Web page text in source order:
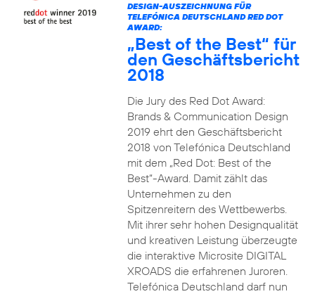
DESIGN-AUSZEICHNUNG FÜR
TELEFÓNICA DEUTSCHLAND RED DOT
AWARD:
„Best of the Best“ für
den Geschäftsbericht
2018
Die Jury des Red Dot Award:
Brands & Communication Design
2019 ehrt den Geschäftsbericht
2018 von Telefónica Deutschland
mit dem „Red Dot: Best of the
Best“-Award. Damit zählt das
Unternehmen zu den
Spitzenreitern des Wettbewerbs.
Mit ihrer sehr hohen Designqualität
und kreativen Leistung überzeugte
die interaktive Microsite DIGITAL
XROADS die erfahrenen Juroren.
Telefónica Deutschland darf nun